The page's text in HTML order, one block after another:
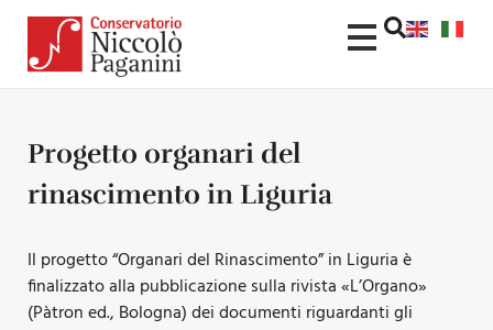
Progetto organari del
rinascimento in Liguria
Il progetto “Organari del Rinascimento” in Liguria è
finalizzato alla pubblicazione sulla rivista «L’Organo»
(Pàtron ed., Bologna) dei documenti riguardanti gli